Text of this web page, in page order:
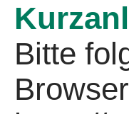
Bitte